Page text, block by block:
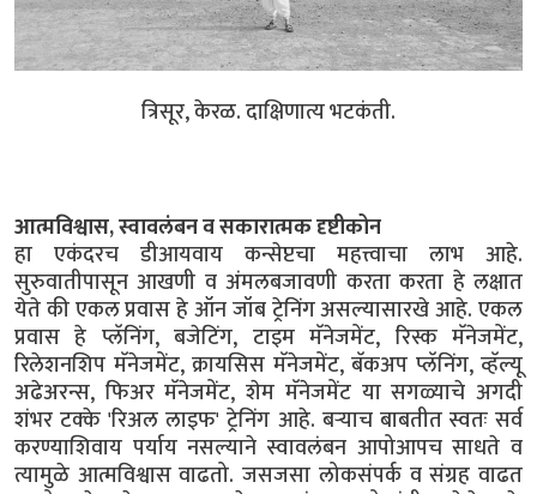
त्रिसूर, केरळ. दाक्षिणात्य भटकंती.
आत्मविश्वास, स्वावलंबन व सकारात्मक दृष्टीकोन
हा एकंदरच डीआयवाय कन्सेप्टचा महत्त्वाचा लाभ आहे.
सुरुवातीपासून आखणी व अंमलबजावणी करता करता हे लक्षात
येते की एकल प्रवास हे ऑन जॉब ट्रेनिंग असल्यासारखे आहे. एकल
प्रवास हे प्लॅनिंग, बजेटिंग, टाइम मॅनेजमेंट, रिस्क मॅनेजमेंट,
रिलेशनशिप मॅनेजमेंट, क्रायसिस मॅनेजमेंट, बॅकअप प्लॅनिंग, व्हॅल्यू
अढेअरन्स, फिअर मॅनेजमेंट, शेम मॅनेजमेंट या सगळ्याचे अगदी
शंभर टक्के 'रिअल लाइफ' ट्रेनिंग आहे. बऱ्याच बाबतीत स्वतः सर्व
करण्याशिवाय पर्याय नसल्याने स्वावलंबन आपोआपच साधते व
त्यामुळे आत्मविश्वास वाढतो. जसजसा लोकसंपर्क व संग्रह वाढत